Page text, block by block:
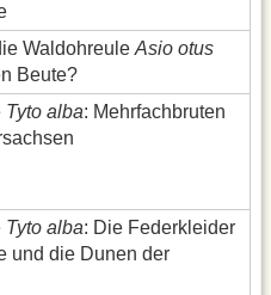
Waldohreule Asio otus
Beute?
Tyto alba: Mehrfachbruten
Tyto alba: Die Federkleider
und die Dunen der